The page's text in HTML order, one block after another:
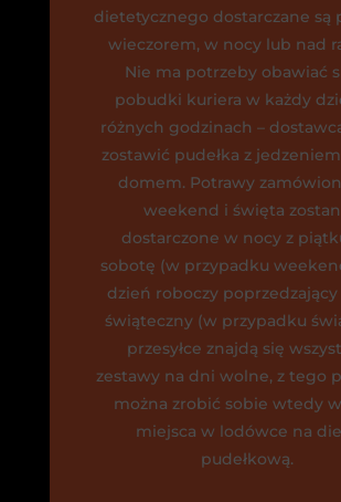
dietetycznego dostarczane są
wieczorem, w nocy lub nad
Nie ma potrzeby obawiać
pobudki kuriera w każdy
różnych godzinach –
zostawić pudełka z
domem. Potrawy
weekend i święta
dostarczone w nocy z
sobotę (w przypadku
dzień roboczy poprzedzający
świąteczny (w przypadku
przesyłce znajdą się
zestawy na dni wolne, z tego
można zrobić sobie wtedy
miejsca w lodówce na
pudełkową.